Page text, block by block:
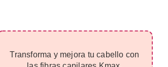
Transforma y mejora tu cabello con